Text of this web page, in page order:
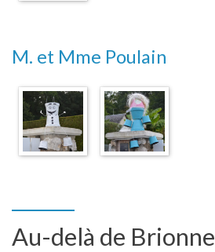
M. et Mme Poulain
Au-delà de Brionne